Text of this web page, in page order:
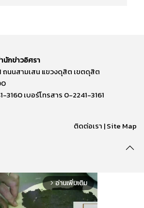
นักข่าวอิศรา
ถนนสามเสน แขวงดุสิต เขตดุสิต
3160 เบอร์โทรสาร 0-2241-3161
ติดต่อเรา | Site Map
arrow_forward_ios อ่านเพิ่มเติม